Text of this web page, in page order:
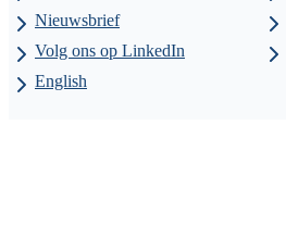
Nieuwsbrief
Volg ons op LinkedIn
English